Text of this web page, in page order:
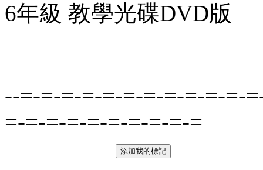
6年級 教學光碟DVD版
--=-=-=-=-=-=-=-=-=-=-=-
=-=-=-=-=-=-=-=-=-=